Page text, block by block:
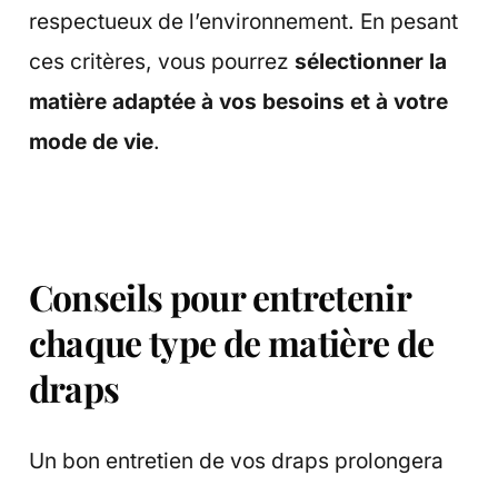
respectueux de l’environnement. En pesant
ces critères, vous pourrez sélectionner la
matière adaptée à vos besoins et à votre
mode de vie.
Conseils pour entretenir
chaque type de matière de
draps
Un bon entretien de vos draps prolongera